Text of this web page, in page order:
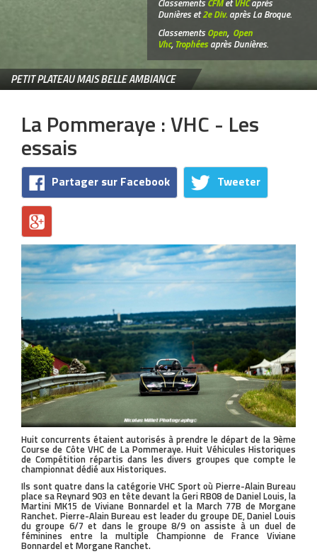
ClassementsCFMetVHCaprès
Dunières et2e Div. après La Broque.
ClassementsOpen, Open
Vhc, Trophéesaprès Dunières.
PETIT PLATEAU MAIS BELLE AMBIANCE
La Pommeraye : VHC - Les
essais
Partager sur Facebook Tweeter
Huit concurrents étaient autorisés à prendre le départ de la 9ème
Course de Côte VHC de La Pommeraye. Huit Véhicules Historiques
de Compétition répartis dans les divers groupes que compte le
championnat dédié aux Historiques.
Ils sont quatre dans la catégorie VHC Sport où Pierre-Alain Bureau
place sa Reynard 903 en tête devant la Geri RB08 de Daniel Louis, la
Martini MK15 de Viviane Bonnardel et la March 77B de Morgane
Ranchet. Pierre-Alain Bureau est leader du groupe DE, Daniel Louis
du groupe 6/7 et dans le groupe 8/9 on assiste à un duel de
féminines entre la multiple Championne de France Viviane
Bonnardel et Morgane Ranchet.